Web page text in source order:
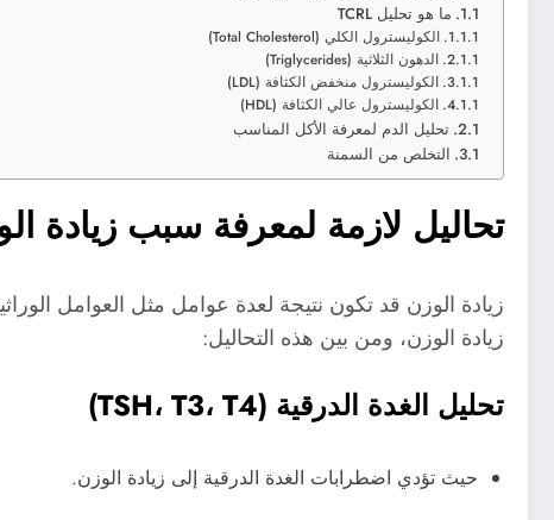
ما هو تحليل TCRL
الكوليسترول الكلي (Total Cholesterol)
الدهون الثلاثية (Triglycerides)
الكوليسترول منخفض الكثافة (LDL)
الكوليسترول عالي الكثافة (HDL)
تحليل الدم لمعرفة الأكل المناسب
التخلص من السمنة
تحاليل لازمة لمعرفة سبب زيادة
زيادة الوزن قد تكون نتيجة لعدة عوامل مثل العوامل
زيادة الوزن، ومن بين هذه التحاليل:
تحليل الغدة الدرقية (TSH، T3، T4)
حيث تؤدي اضطرابات الغدة الدرقية إلى زيادة الوزن.